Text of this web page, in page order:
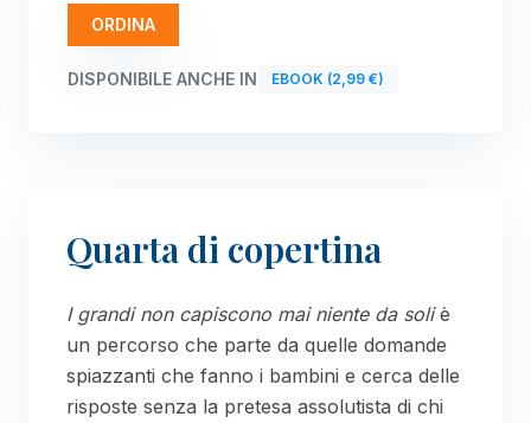
ORDINA
DISPONIBILE ANCHE IN EBOOK (2,99 €)
Quarta di copertina
I grandi non capiscono mai niente da soliè
un percorso che parte da quelle domande
spiazzanti che fanno i bambini e cerca delle
risposte senza la pretesa assolutista di chi